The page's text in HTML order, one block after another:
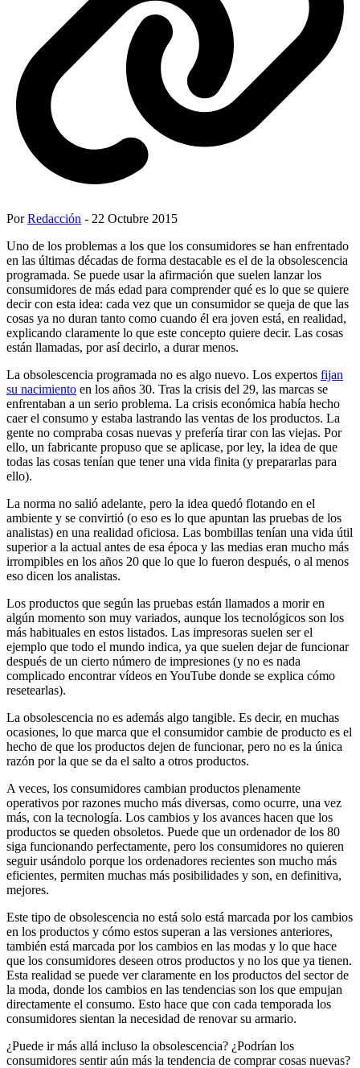
PorRedacción - 22 Octubre 2015
Uno de los problemas a los que los consumidores se han enfrentado
en las últimas décadas de forma destacable es el de la obsolescencia
programada. Se puede usar la afirmación que suelen lanzar los
consumidores de más edad para comprender qué es lo que se quiere
decir con esta idea: cada vez que un consumidor se queja de que las
cosas ya no duran tanto como cuando él era joven está, en realidad,
explicando claramente lo que este concepto quiere decir. Las cosas
están llamadas, por así decirlo, a durar menos.
La obsolescencia programada no es algo nuevo. Los expertos fijan
su nacimiento en los años 30. Tras la crisis del 29, las marcas se
enfrentaban a un serio problema. La crisis económica había hecho
caer el consumo y estaba lastrando las ventas de los productos. La
gente no compraba cosas nuevas y prefería tirar con las viejas. Por
ello, un fabricante propuso que se aplicase, por ley, la idea de que
todas las cosas tenían que tener una vida finita (y prepararlas para
ello).
La norma no salió adelante, pero la idea quedó flotando en el
ambiente y se convirtió (o eso es lo que apuntan las pruebas de los
analistas) en una realidad oficiosa. Las bombillas tenían una vida útil
superior a la actual antes de esa época y las medias eran mucho más
irrompibles en los años 20 que lo que lo fueron después, o al menos
eso dicen los analistas.
Los productos que según las pruebas están llamados a morir en
algún momento son muy variados, aunque los tecnológicos son los
más habituales en estos listados. Las impresoras suelen ser el
ejemplo que todo el mundo indica, ya que suelen dejar de funcionar
después de un cierto número de impresiones (y no es nada
complicado encontrar vídeos en YouTube donde se explica cómo
resetearlas).
La obsolescencia no es además algo tangible. Es decir, en muchas
ocasiones, lo que marca que el consumidor cambie de producto es el
hecho de que los productos dejen de funcionar, pero no es la única
razón por la que se da el salto a otros productos.
A veces, los consumidores cambian productos plenamente
operativos por razones mucho más diversas, como ocurre, una vez
más, con la tecnología. Los cambios y los avances hacen que los
productos se queden obsoletos. Puede que un ordenador de los 80
siga funcionando perfectamente, pero los consumidores no quieren
seguir usándolo porque los ordenadores recientes son mucho más
eficientes, permiten muchas más posibilidades y son, en definitiva,
mejores.
Este tipo de obsolescencia no está solo está marcada por los cambios
en los productos y cómo estos superan a las versiones anteriores,
también está marcada por los cambios en las modas y lo que hace
que los consumidores deseen otros productos y no los que ya tienen.
Esta realidad se puede ver claramente en los productos del sector de
la moda, donde los cambios en las tendencias son los que empujan
directamente el consumo. Esto hace que con cada temporada los
consumidores sientan la necesidad de renovar su armario.
¿Puede ir más allá incluso la obsolescencia? ¿Podrían los
consumidores sentir aún más la tendencia de comprar cosas nuevas?